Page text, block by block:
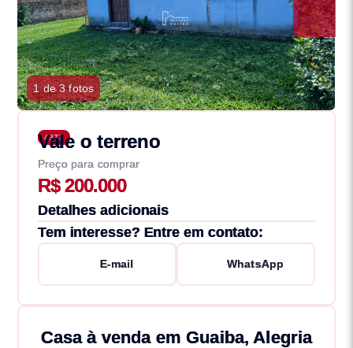
1 de 3 fotos
4377
Vale o terreno
Preço para comprar
R$ 200.000
Detalhes adicionais
Tem interesse? Entre em contato:
E-mail WhatsApp
Casa à venda em Guaiba, Alegria